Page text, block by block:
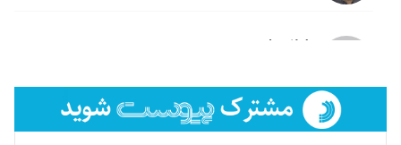
لیلا حنارود
فائزه فتحی رستمی